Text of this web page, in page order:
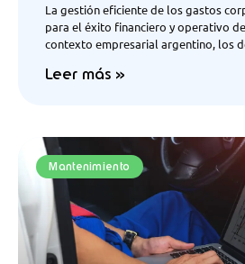
La gestión eficiente de los gastos
para el éxito financiero y operativo
contexto empresarial argentino, los
Leer más »
Mantenimiento